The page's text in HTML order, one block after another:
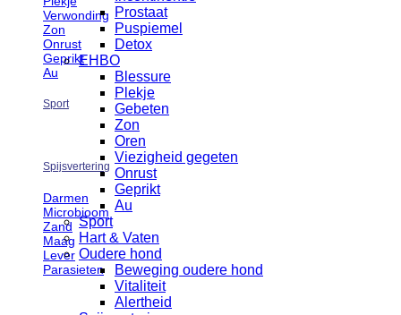
Verwonding
Zon
Onrust
Geprikt
Au
Sport
Spijsvertering
Darmen
Microbioom
Zand
Maag
Lever
Parasieten
Prostaat
Puspiemel
Detox
EHBO
Blessure
Plekje
Gebeten
Zon
Oren
Viezigheid gegeten
Onrust
Geprikt
Au
Sport
Hart & Vaten
Oudere hond
Beweging oudere hond
Vitaliteit
Alertheid